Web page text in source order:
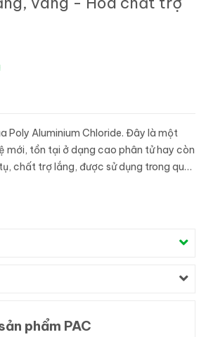
Poly Aluminium Chloride. Đây là một
mới, tồn tại ở dạng cao phân tử hay còn
chất trợ lắng, được sử dụng trong quá
phẩm PAC